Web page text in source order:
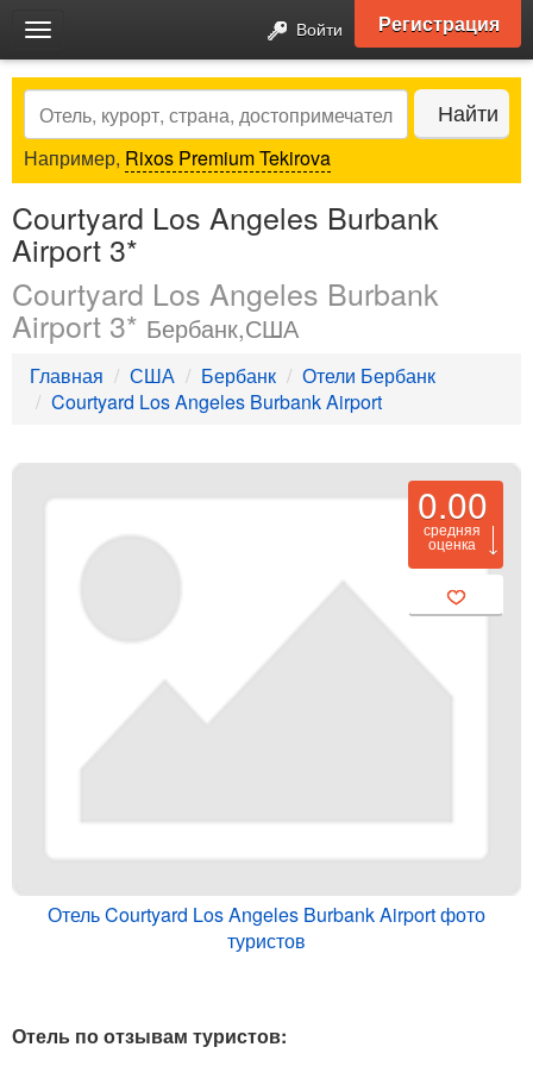
Toggle
navigation
Войти Регистрация
Search Найти
Например, Rixos Premium Tekirova
Courtyard Los Angeles Burbank
Airport 3*
Courtyard Los Angeles Burbank
Airport 3* Бербанк,США
Главная США Бербанк
Отели Бербанк
Courtyard Los Angeles Burbank Airport
0.00
средняя
оценка
Отель Courtyard Los Angeles Burbank Airport фото
туристов
Отель по отзывам туристов: